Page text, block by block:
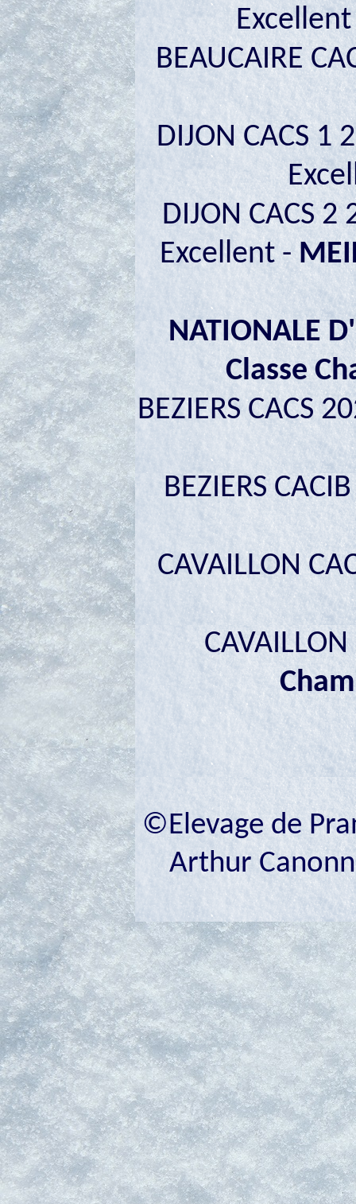
BEAUCAIRE
DIJON CACS 1
DIJON CACS
Excellent -
NATIONALE
Classe
BEZIERS CACS
BEZIERS
CAVAILLON
©Elevage de
Arthur